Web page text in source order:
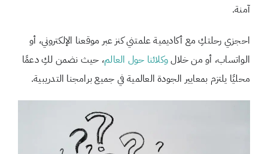
آمنة.
احجزي رحلتكِ مع أكاديمية علمتني كنز عبر موقعنا الإلكتروني، أو
الواتساب، أو من خلالوكلائنا حول العالم، حيث نضمن لكِ دعمًا
محليًا يلتزم بمعايير الجودة العالمية في جميع برامجنا التدريبية.